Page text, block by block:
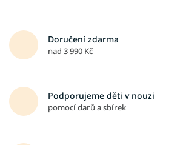
Doručení zdarma
nad 3 990 Kč
Podporujeme děti v nouzi
pomocí darů a sbírek